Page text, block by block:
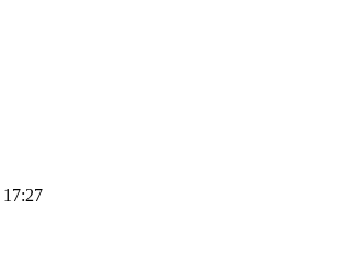
17:27